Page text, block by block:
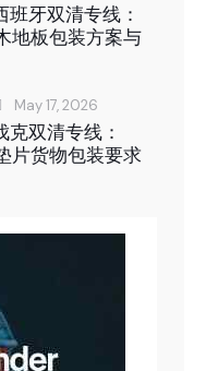
牙双清专线：
地板包装方案与
May 17, 2026
双清专线：
片货物包装要求